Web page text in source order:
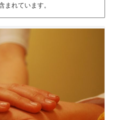
まれています。